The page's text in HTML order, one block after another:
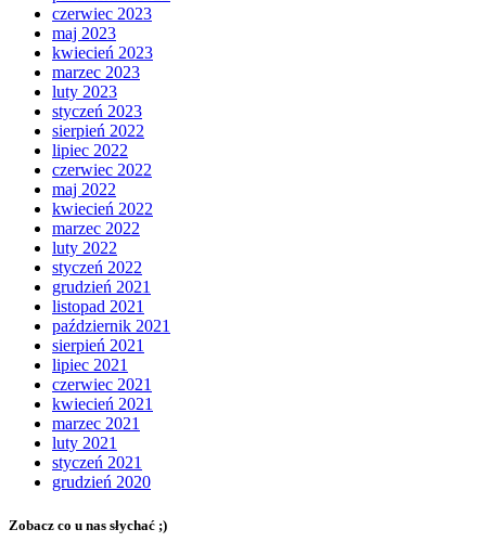
czerwiec 2023
maj 2023
kwiecień 2023
marzec 2023
luty 2023
styczeń 2023
sierpień 2022
lipiec 2022
czerwiec 2022
maj 2022
kwiecień 2022
marzec 2022
luty 2022
styczeń 2022
grudzień 2021
listopad 2021
październik 2021
sierpień 2021
lipiec 2021
czerwiec 2021
kwiecień 2021
marzec 2021
luty 2021
styczeń 2021
grudzień 2020
Zobacz co u nas słychać ;)